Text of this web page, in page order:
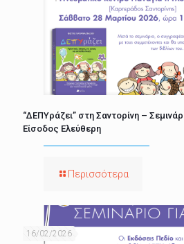
“ΔΕΠΥράζει” στη Σαντορίνη –
Είσοδος Ελεύθερη
Περισσότερα
16/02/2026